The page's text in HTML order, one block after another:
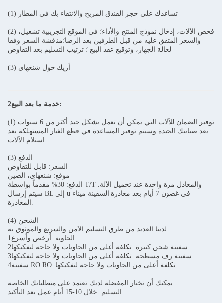
(1) تساعدك على حجز الفندق المريح والانتقاء بك في المطار
(2) فحص الآلات، إدخال نموذج المنتج والأداء؛ في الموقع التجريبية تشغيل،
والسعر المتفق عليه من قبل الطرفين بعد الرضا؛مناقشة السعر وفقا
لحالة الجهاز، وتوقيع عقد البيع ؛ ترتيب التسليم بعد التفاوض
(3) أريك حول شنغهاي
2خدمة ما بعد البيع:
(1) توفير الضمان للآلات التي يمكن أن تعمل بشكل جيد أكثر من 6 سنوات
بعد صيانتك الجيدة وسيتم توفير المساعدة في قطع الغيار المستهلكة بعد
استلام الآلات.
(3) الدفع
السعر: قابل للتفاوض
موقع: شنغهاي، الصين
الدفع: 30% مقدماً بواسطة T/T والمعادل مرة واحدة عند تحميل الآلة.
سيتم إرسال BL إلى u في غضون 7 أيام بعد مغادرة السفينة ميناء
المغادرة.
(4) الشحن
لدينا العديد من طرق التسليم الآمن والسريع والموثوق به:
1الحاوية: أرخص وأسرع.
2سفينة شحن كبيرة: تكلفة أعلى من الحاويات ولا حاجة لتفكيكها.
3سفينة رف مسطحة: تكلفة أعلى من الحاويات ولا حاجة لتفكيكها.
4سفينة RO RO: تكلفة أعلى من الحاويات ولا حاجة لتفكيكها.
يمكنك أن تختار المفضلة لديك تعتمد على متطلباتك الخاصة.
التسليم: خلال 10-15 أيام عمل بعد التأكيد.